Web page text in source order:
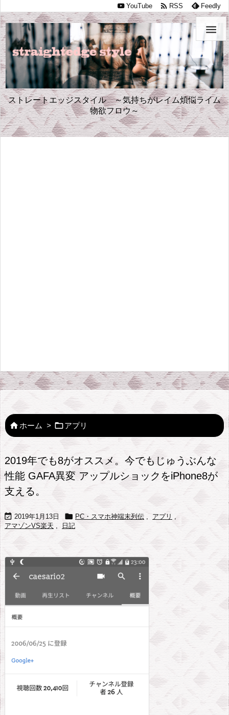
ストレートエッジスタイル ～気持ちがレイム煩悩ライム
物欲フロウ～

YouTube  RSS Feedly
 ホーム > アプリ
2019年でも8がオススメ。今でもじゅうぶんな
性能 GAFA異変 アップルショックをiPhone8が
支える。
 2019年1月13日  PC・スマホ神端末列伝 アプリ
アマゾンVS楽天
日記